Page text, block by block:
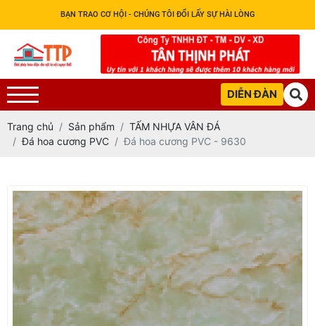
BẠN TRAO CƠ HỘI - CHÚNG TÔI ĐỔI LẤY SỰ HÀI LÒNG
DIỄN ĐÀN
Trang chủ Sản phẩm
TẤM NHỰA VÂN ĐÁ
Đá hoa cương PVC
Đá hoa cương PVC - 9630